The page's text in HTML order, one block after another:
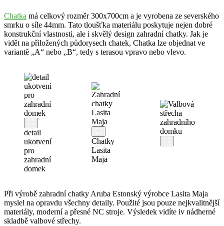
Chatka má celkový rozměr 300x700cm a je vyrobena ze severského
smrku o síle 44mm. Tato tloušťka materiálu poskytuje nejen dobré
konstrukční vlastnosti, ale i skvělý design zahradní chatky. Jak je
vidět na přiložených půdorysech chatek, Chatka lze objednat ve
variantě „A“ nebo „B“, tedy s terasou vpravo nebo vlevo.
detail
ukotvení
pro
zahradní
domek
Chatky
Lasita
Maja
Při výrobě zahradní chatky Aruba Estonský výrobce Lasita Maja
myslel na opravdu všechny detaily. Použité jsou pouze nejkvalitnější
materiály, moderní a přesné NC stroje. Výsledek vidíte iv nádherné
skladbě valbové střechy.